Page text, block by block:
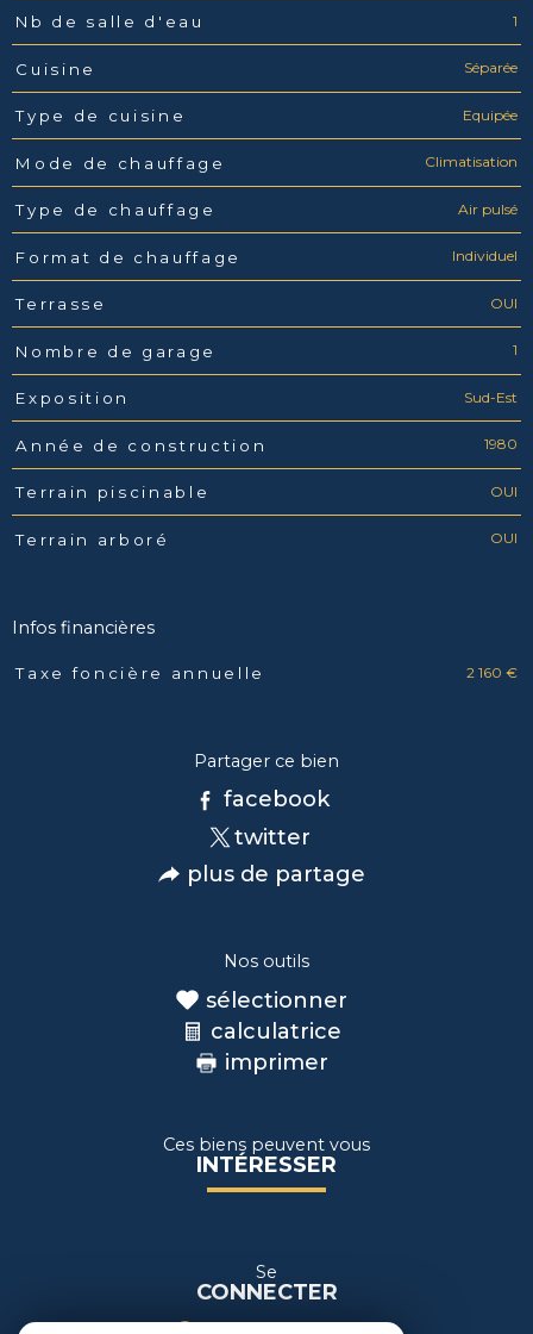
Nb de salle d'eau 1
Cuisine Séparée
Type de cuisine Equipée
Mode de chauffage Climatisation
Type de chauffage Air pulsé
Format de chauffage Individuel
Terrasse OUI
Nombre de garage 1
Exposition Sud-Est
Année de construction 1980
Terrain piscinable OUI
Terrain arboré OUI
Infos financières
Caractéristiques Valeurs
Taxe foncière annuelle 2 160 €
Partager ce bien
facebook
twitter
plus de partage
Nos outils
sélectionner
calculatrice
imprimer
Ces biens peuvent vous
INTÉRESSER
Se
CONNECTER